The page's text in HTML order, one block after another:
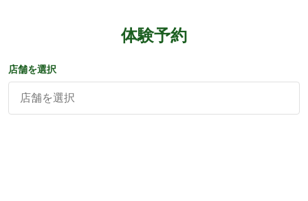
体験予約
店舗を選択
店舗を選択